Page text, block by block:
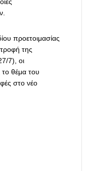
προετοιμασίας
της
7), οι
το θέμα του
στο νέο